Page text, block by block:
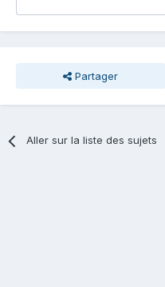
Partager
Aller sur la liste des sujets